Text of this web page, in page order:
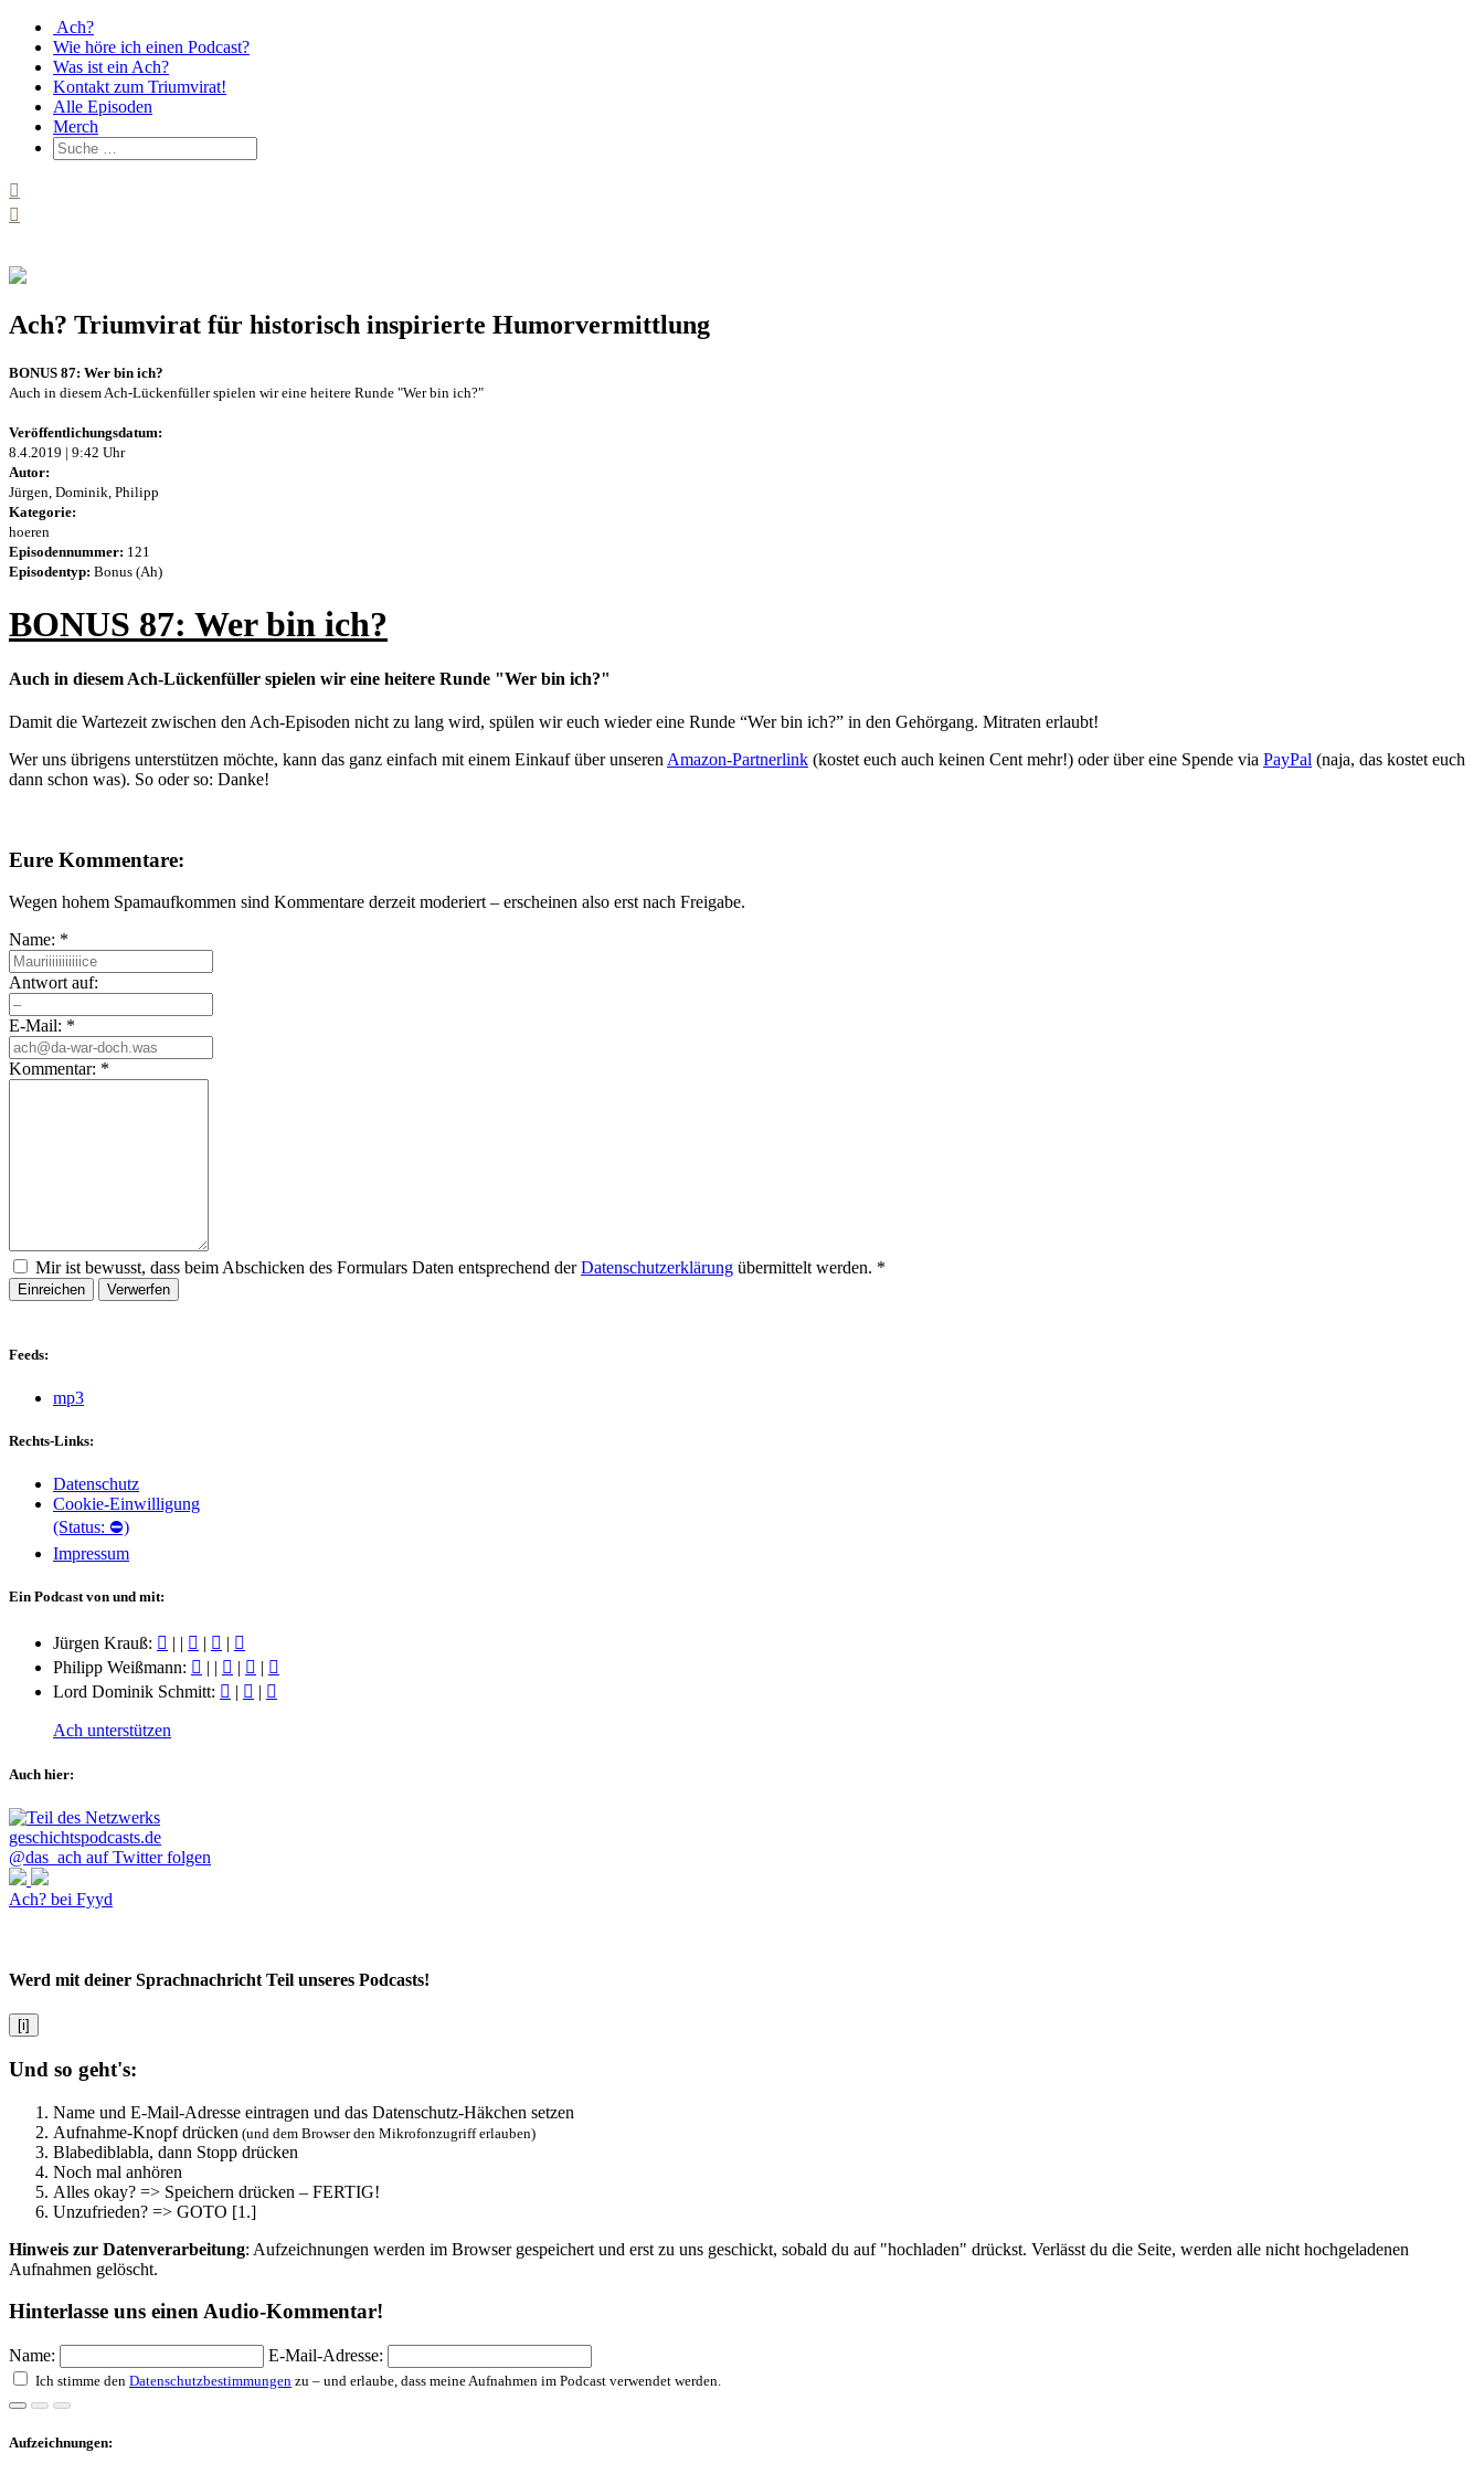
Ach?
Wie höre ich einen Podcast?
Was ist ein Ach?
Kontakt zum Triumvirat!
Alle Episoden
Merch
Ach? Triumvirat für historisch inspirierte Humorvermittlung
BONUS 87: Wer bin ich?
Auch in diesem Ach-Lückenfüller spielen wir eine heitere Runde "Wer bin ich?"
Veröffentlichungsdatum:
8.4.2019 | 9:42 Uhr
Autor:
Jürgen, Dominik, Philipp
Kategorie:
hoeren
Episodennummer: 121
Episodentyp: Bonus (Ah)
BONUS 87: Wer bin ich?
Auch in diesem Ach-Lückenfüller spielen wir eine heitere Runde "Wer bin ich?"
Damit die Wartezeit zwischen den Ach-Episoden nicht zu lang wird, spülen wir euch wieder eine Runde “Wer bin ich?” in den Gehörgang. Mitraten erlaubt!
Wer uns übrigens unterstützen möchte, kann das ganz einfach mit einem Einkauf über unseren Amazon-Partnerlink (kostet euch auch keinen Cent mehr!) oder über eine Spende via PayPal (naja, das kostet euch
dann schon was). So oder so: Danke!
Eure Kommentare:
Wegen hohem Spamaufkommen sind Kommentare derzeit moderiert – erscheinen also erst nach Freigabe.
Name: *
Antwort auf:
E-Mail: *
Kommentar: *
Mir ist bewusst, dass beim Abschicken des Formulars Daten entsprechend derDatenschutzerklärung übermittelt werden. *
Einreichen Verwerfen
Feeds:
mp3
Rechts-Links:
Datenschutz
Cookie-Einwilligung
(Status: ⛔)
Impressum
Ein Podcast von und mit:
Jürgen Krauß: | | |
|
Philipp Weißmann:
| | |
|
Lord Dominik Schmitt:
| |
Ach unterstützen
Auch hier:
@das_ach auf Twitter folgen
Ach? bei Fyyd
Werd mit deiner Sprachnachricht Teil unseres Podcasts!
[i]
Und so geht's:
Name und E-Mail-Adresse eintragen und das Datenschutz-Häkchen setzen
Aufnahme-Knopf drücken (und dem Browser den Mikrofonzugriff erlauben)
Blabediblabla, dann Stopp drücken
Noch mal anhören
Alles okay? => Speichern drücken – FERTIG!
Unzufrieden? => GOTO [1.]
Hinweis zur Datenverarbeitung: Aufzeichnungen werden im Browser gespeichert und erst zu uns geschickt, sobald du auf "hochladen" drückst. Verlässt du die Seite, werden alle nicht hochgeladenen
Aufnahmen gelöscht.
Hinterlasse uns einen Audio-Kommentar!
Name: E-Mail-Adresse:
Ich stimme den Datenschutzbestimmungen zu – und erlaube, dass meine Aufnahmen im Podcast verwendet werden.
Aufzeichnungen: